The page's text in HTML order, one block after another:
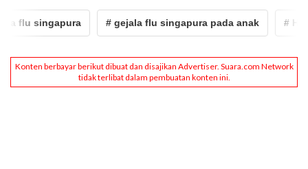
singapura # gejala flu singapura pada anak # Hand